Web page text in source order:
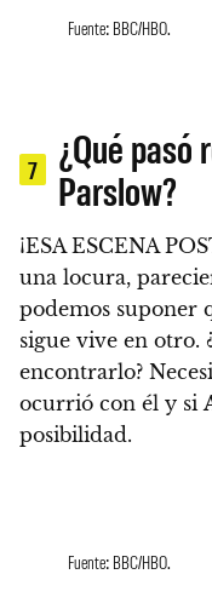
Fuente: BBC/HBO.
7
¿Qué pasó
Parslow?
¡ESA ESCENA
una locura,
podemos suponer
sigue vive en otro.
encontrarlo?
ocurrió con él y si
posibilidad.
Fuente: BBC/HBO.